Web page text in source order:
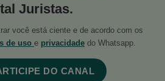
Juristas.
você está ciente e de acordo com os
de uso e privacidade do Whatsapp.
DO CANAL